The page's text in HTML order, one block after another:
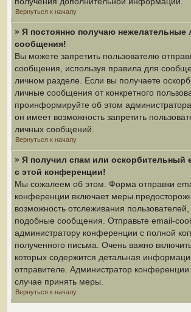
Вернуться к началу
» Я постоянно получаю нежелательные
сообщения!
Вы можете запретить пользователю
сообщения, используя правила для
личном разделе. Если вы получаете
личные сообщения от конкретного
проинформируйте об этом
он имеет возможность запретить
личных сообщений.
Вернуться к началу
» Я получил спам или оскорбительный
с этой конференции!
Мы сожалеем об этом. Форма отправки
конференции включает меры
возможность отслеживания
подобные сообщения. Отправьте email-
администратору конференции с полной
полученного письма. Очень важно
которых содержится детальная
отправителе. Администратор
случае принять меры.
Вернуться к началу